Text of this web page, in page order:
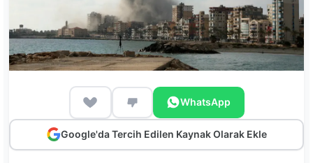
WhatsApp
Google'da Tercih Edilen Kaynak Olarak Ekle